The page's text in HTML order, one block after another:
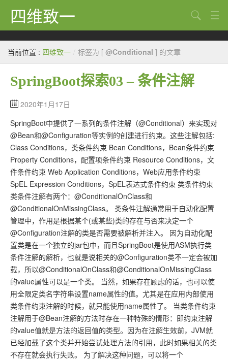
四维致一
Java
大数据
Python
Scala
GoLang
工程
Bug
Tricks
想法
搜索
当前位置 : 四维致一 / 标签为 [ @Conditional ] 的文章
SpringBoot探索03 – 条件注解
2020年1月17日
SpringBoot中提供了一系列的条件注解（@Conditional）来实现对
@Bean和@Configuration等实例的创建进行约束。这些注解包括:
Class Conditions，类条件约束 Bean Conditions，Bean条件约束
Property Conditions，配置项条件约束 Resource Conditions，文
件条件约束 Web Application Conditions，Web应用条件约束
SpEL Expression Conditions，SpEL表达式条件约束 类条件约束
类条件注解有两个：@ConditionalOnClass和
@ConditionalOnMissingClass。 类条件注解通常用于自动化配置
管理中，作用是根据某个(或某些)类的存在与否来决定一个
@Configuration注解的类是否需要被解析并注入。 因为自动化配
置类是在一个独立的jar包中，而且SpringBoot是使用ASM执行类
条件注解的解析，也就是说相关的@Configuration类不一定会被加
载，所以@ConditionalOnClass和@ConditionalOnMissingClass
的value属性可以是一个类。 当然，如果存在顾虑的话，也可以使
用全限定类名字符串设置name属性的值。尤其是在应用内部使用
类条件约束注解的时候，就只能使用name属性了。 当类条件约束
注解用于@Bean注解的方法时存在一种特殊的情形：即约束注解
的value值就是方法的返回值的类型。因为在注解生效前，JVM就
已经加载了这个类并开始尝试处理方法的引用，此时如果相关的类
不存在就会执行失败。 为了解决这种问题，可以将一个